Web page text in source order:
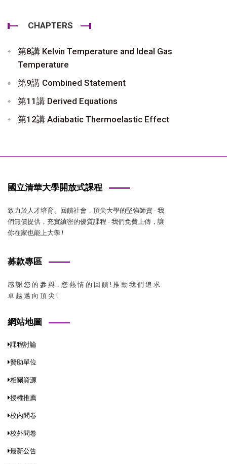
CHAPTERS
第8講 Kelvin Temperature and Ideal Gas
Temperature
第9講 Combined Statement
第11講 Derived Equations
第12講 Adiabatic Thermoelastic Effect
國立清華大學開放式課程
致力於人才培育、回饋社會，頂尖大學的堅強師資 - 我
們無償提供，充實縝密的優質課程 - 我們免費上傳，讓
你在家也能上大學 !
募款專區
感 謝 您 的 參 與，您 熱 情 的 回 饋 ! 推 動 我 們 追 求
卓 越 邁 向 頂 尖 !
網站地圖
課程討論
贊助單位
相關資源
授權推薦
校內問卷
校外問卷
最新公告